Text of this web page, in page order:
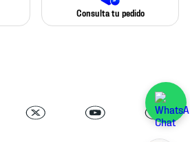
Consulta tu pedido